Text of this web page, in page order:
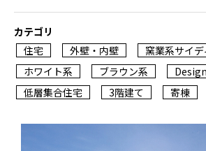
カテゴリ
住宅
外壁・内壁
窯業系サイ
ホワイト系
ブラウン系
低層集合住宅
3階建て 寄棟